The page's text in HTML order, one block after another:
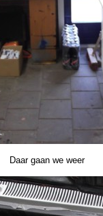
Daar gaan we weer